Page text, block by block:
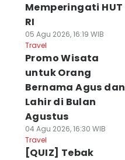
Memperingati HUT
RI
05 Agu 2026, 16:19 WIB
Travel
Promo Wisata
untuk Orang
Bernama Agus dan
Lahir di Bulan
Agustus
04 Agu 2026, 16:30 WIB
Travel
[QUIZ] Tebak